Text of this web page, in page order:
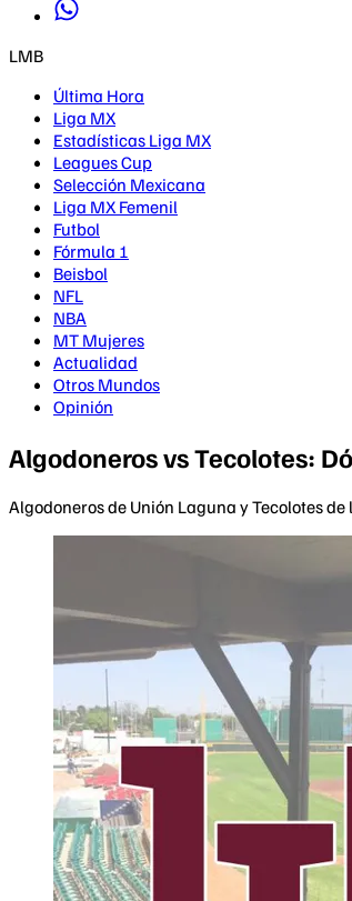
LMB
Última Hora
Liga MX
Estadísticas Liga MX
Leagues Cup
Selección Mexicana
Liga MX Femenil
Futbol
Fórmula 1
Beisbol
NFL
NBA
MT Mujeres
Actualidad
Otros Mundos
Opinión
Algodoneros vs Tecolotes:
Algodoneros de Unión Laguna y Tecolotes